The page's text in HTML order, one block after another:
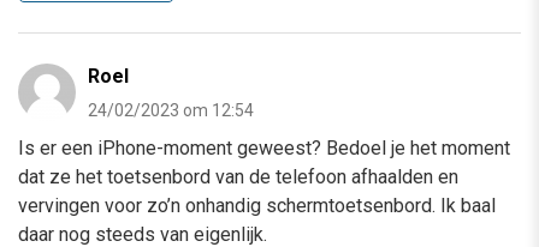
Roel
24/02/2023 om 12:54
Is er een iPhone-moment geweest? Bedoel je het moment
dat ze het toetsenbord van de telefoon afhaalden en
vervingen voor zo’n onhandig schermtoetsenbord. Ik baal
daar nog steeds van eigenlijk.